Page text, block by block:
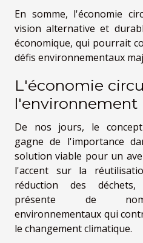
En somme, l'économie
vision alternative et
économique, qui pourrait
défis environnementaux
L'économie
l'environnement
De nos jours, le
gagne de l'importance
solution viable pour un
l'accent sur la
réduction des déchets,
présente de
environnementaux qui
le changement climatique.